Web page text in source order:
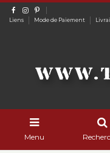
Liens Mode de Paiement
Menu